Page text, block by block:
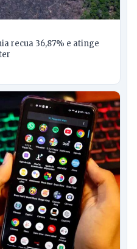
recua 36,87% e atinge